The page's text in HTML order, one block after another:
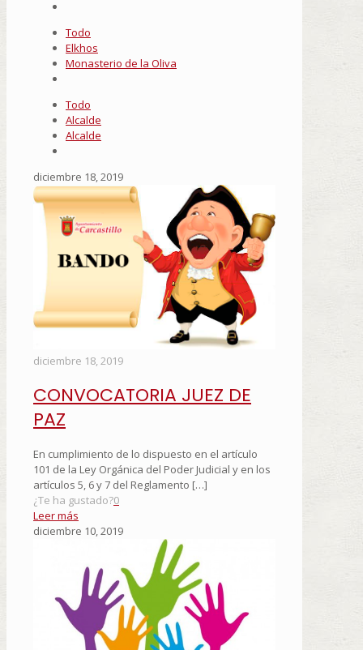
Todo
Elkhos
Monasterio de la Oliva
Todo
Alcalde
Alcalde
diciembre 18, 2019
diciembre 18, 2019
CONVOCATORIA JUEZ DE
PAZ
En cumplimiento de lo dispuesto en el artículo
101 de la Ley Orgánica del Poder Judicial y en los
artículos 5, 6 y 7 del Reglamento […]
¿Te ha gustado?0
Leer más
diciembre 10, 2019